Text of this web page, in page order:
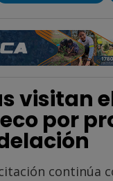
visitan
por
continúa